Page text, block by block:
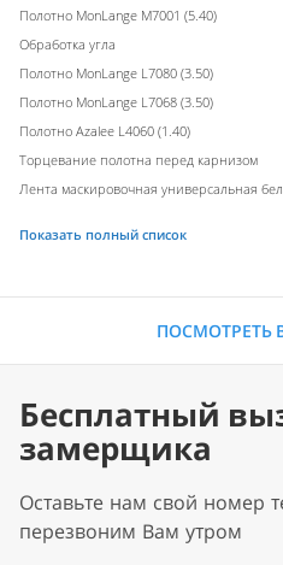
Полотно MonLange M7001 (5.40)
Обработка угла
Полотно MonLange L7080 (3.50)
Полотно MonLange L7068 (3.50)
Полотно Azalee L4060 (1.40)
Торцевание полотна перед карнизом
Лента маскировочная универсальная
Показать полный список
ПОСМОТРЕТЬ
Бесплатный
замерщика
Оставьте нам свой номер
перезвоним Вам утром